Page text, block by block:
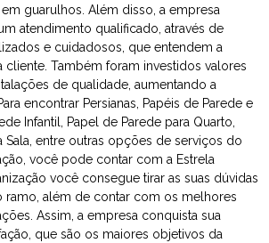
guarulhos. Além disso, a empresa
atendimento qualificado, através de
e cuidadosos, que entendem a
cliente. Também foram investidos valores
de qualidade, aumentando a
encontrar Persianas, Papéis de Parede e
Infantil, Papel de Parede para Quarto,
Sala, entre outras opções de serviços do
você pode contar com a Estrela
você consegue tirar as suas dúvidas
ramo, além de contar com os melhores
Assim, a empresa conquista sua
que são os maiores objetivos da